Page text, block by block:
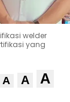
welder
yang
A A A